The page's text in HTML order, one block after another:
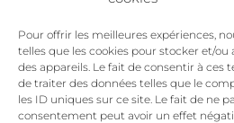
Pour offrir les meilleures expériences,
telles que les cookies pour stocker et/
des appareils. Le fait de consentir à ces
de traiter des données telles que le
les ID uniques sur ce site. Le fait de ne
consentement peut avoir un effet